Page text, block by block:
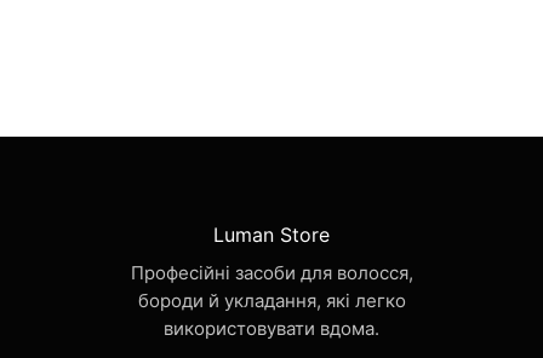
Luman Store
Професійні засоби для волосся,
бороди й укладання, які легко
використовувати вдома.